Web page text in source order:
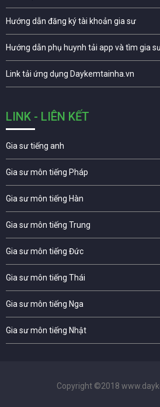
Hướng dẫn đăng ký tài khoản gia sư
Hướng dẫn phụ huynh tải app và tìm gia
Link tải ứng dụng Daykemtainha.vn
LINK - LIÊN KẾT
Gia sư tiếng anh
Gia sư môn tiếng Pháp
Gia sư môn tiếng Hàn
Gia sư môn tiếng Trung
Gia sư môn tiếng Đức
Gia sư môn tiếng Thái
Gia sư môn tiếng Nga
Gia sư môn tiếng Nhật
Copyright ©2018